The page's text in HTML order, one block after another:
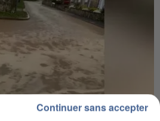
Continuer sans accepter